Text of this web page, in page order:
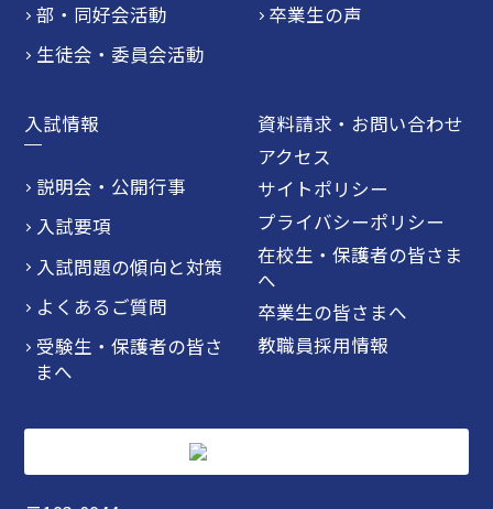
部・同好会活動
生徒会・委員会活動
卒業生の声
入試情報
説明会・公開行事
入試要項
入試問題の傾向と対策
よくあるご質問
受験生・保護者の皆さ
まへ
資料請求・お問い合わせ
アクセス
サイトポリシー
プライバシーポリシー
在校生・保護者の皆さま
へ
卒業生の皆さまへ
教職員採用情報